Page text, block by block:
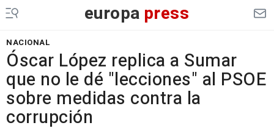
europa press
NACIONAL
Óscar López replica a Sumar
que no le dé "lecciones" al PSOE
sobre medidas contra la
corrupción